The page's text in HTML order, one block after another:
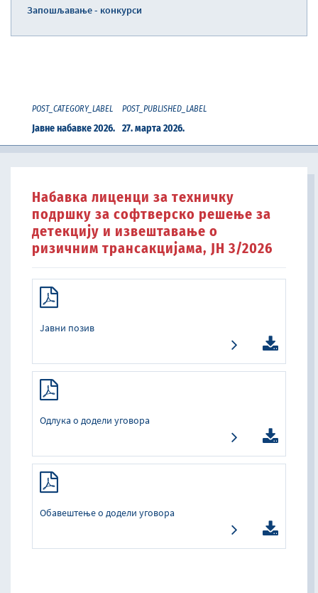
Запошљавање - конкурси
POST_CATEGORY_LABEL
Јавне набавке 2026.
POST_PUBLISHED_LABEL
27. марта 2026.
Набавка лиценци за техничку
подршку за софтверско решење за
детекцију и извештавање о
ризичним трансакцијама, ЈН 3/2026
Јавни позив
Одлука о додели уговора
Обавештење о додели уговора